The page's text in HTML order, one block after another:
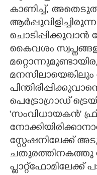
കാണിച്ച്,​
കൈവശം
പെട്രോഗ്രാഡ്
'സംവിധായകൻ"
സ്റ്റേഷനിലേക്ക്
ചതുരത്തിനകത്തു
പ്ളാറ്റ്ഫോമിലേക്ക്